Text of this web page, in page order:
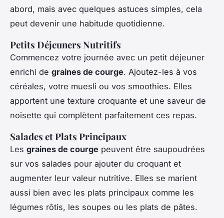
abord, mais avec quelques astuces simples, cela
peut devenir une habitude quotidienne.
Petits Déjeuners Nutritifs
Commencez votre journée avec un petit déjeuner
enrichi de graines de courge. Ajoutez-les à vos
céréales, votre muesli ou vos smoothies. Elles
apportent une texture croquante et une saveur de
noisette qui complètent parfaitement ces repas.
Salades et Plats Principaux
Les graines de courge peuvent être saupoudrées
sur vos salades pour ajouter du croquant et
augmenter leur valeur nutritive. Elles se marient
aussi bien avec les plats principaux comme les
légumes rôtis, les soupes ou les plats de pâtes.